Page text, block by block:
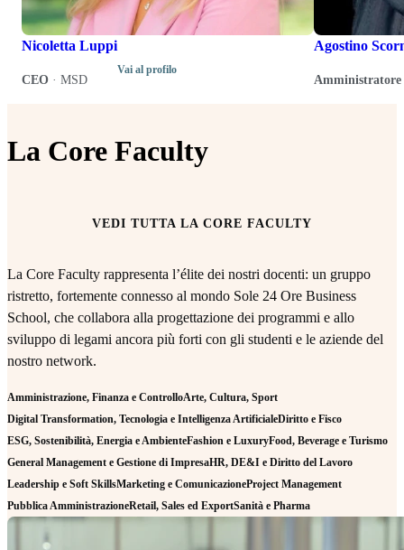
Nicoletta Luppi
CEO · MSD
Vai al profilo
Agostino
Amministratore
La Core Faculty
VEDI TUTTA LA CORE FACULTY
La Core Faculty rappresenta l’élite dei nostri docenti: un gruppo
ristretto, fortemente connesso al mondo Sole 24 Ore Business
School, che collabora alla progettazione dei programmi e allo
sviluppo di legami ancora più forti con gli studenti e le aziende del
nostro network.
Amministrazione, Finanza e ControlloArte, Cultura, Sport
Digital Transformation, Tecnologia e Intelligenza ArtificialeDiritto e Fisco
ESG, Sostenibilità, Energia e AmbienteFashion e LuxuryFood, Beverage e Turismo
General Management e Gestione di ImpresaHR, DE&I e Diritto del Lavoro
Leadership e Soft SkillsMarketing e ComunicazioneProject Management
Pubblica AmministrazioneRetail, Sales ed ExportSanità e Pharma